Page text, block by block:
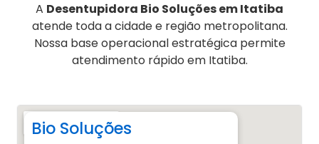
A Desentupidora Bio Soluções em Itatiba
atende toda a cidade e região metropolitana.
Nossa base operacional estratégica permite
atendimento rápido em Itatiba.
Bio Soluções